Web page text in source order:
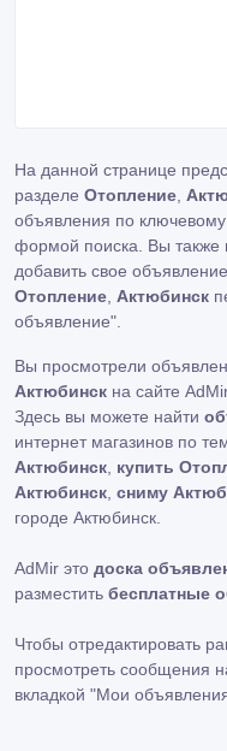
На данной странице
разделе Отопление
объявления по ключевому
формой поиска. Вы также
добавить свое
Отопление Актюбинск
объявление"
Вы просмотрели
Актюбинск на сайте
Здесь вы можете найти
интернет магазинов по
Актюбинск купить
Актюбинск сниму
городе Актюбинск.
AdMir это доска
разместить бесплатные
Чтобы отредактировать
просмотреть сообщения
вкладкой "Мои